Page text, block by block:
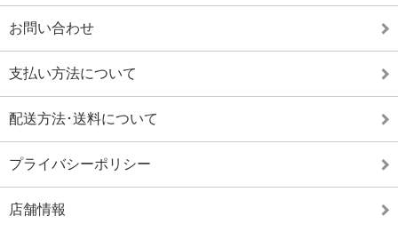
お問い合わせ
支払い方法について
配送方法･送料について
プライバシーポリシー
店舗情報